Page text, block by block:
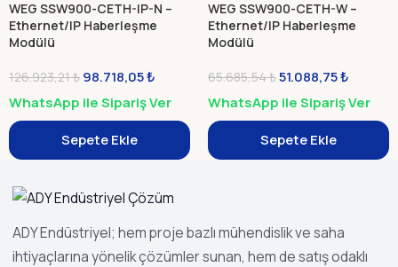
WEG SSW900-CETH-IP-N –
Ethernet/IP Haberleşme
Modülü
126.923,21₺ 98.718,05₺
WhatsApp ile Sipariş Ver
Sepete Ekle
WEG SSW900-CETH-W –
Ethernet/IP Haberleşme
Modülü
65.685,54₺51.088,75₺
WhatsApp ile Sipariş Ver
Sepete Ekle
ADY Endüstriyel; hem proje bazlı mühendislik ve saha
ihtiyaçlarına yönelik çözümler sunan, hem de satış odaklı